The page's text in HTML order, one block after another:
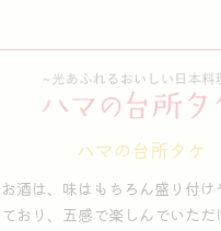
ハマの台所タケ
酒は、味はもちろん盛り付
おり、五感で楽しんでいただ